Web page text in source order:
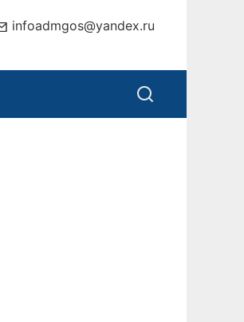
infoadmgos@yandex.ru